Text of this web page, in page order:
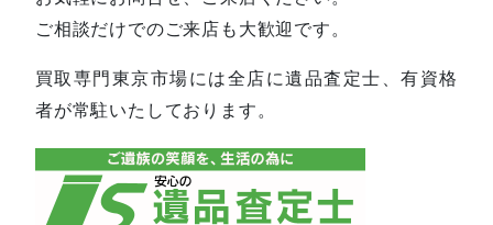
ご相談だけでのご来店も大歓迎です。
買取専門東京市場には全店に遺品査定士、有資格
者が常駐いたしております。